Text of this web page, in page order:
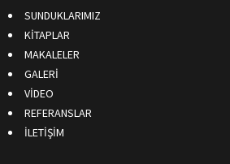
SUNDUKLARIMIZ
KİTAPLAR
MAKALELER
GALERİ
VİDEO
REFERANSLAR
İLETİŞİM